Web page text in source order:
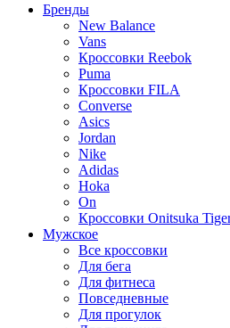
Бренды
New Balance
Vans
Кроссовки Reebok
Puma
Кроссовки FILA
Converse
Asics
Jordan
Nike
Adidas
Hoka
On
Кроссовки Onitsuka
Мужское
Все кроссовки
Для бега
Для фитнеса
Повседневные
Для прогулок